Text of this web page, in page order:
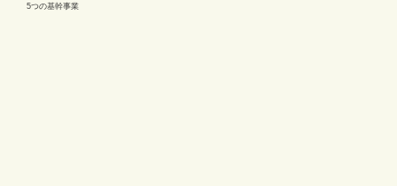
5つの基幹事業